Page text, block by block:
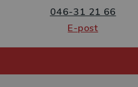
046-31 21 66
E-post